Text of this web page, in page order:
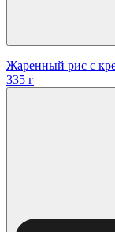
Жаренный рис с
335 г